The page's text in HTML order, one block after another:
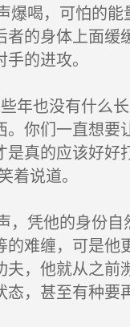
喝，可怕的能
者的身体上面缓
的进攻。
年也没有什么
。你们一直想要
是真的应该好好
着说道。
凭他的身份自
的难缠，可是他
夫，他就从之前
态，甚至有种要